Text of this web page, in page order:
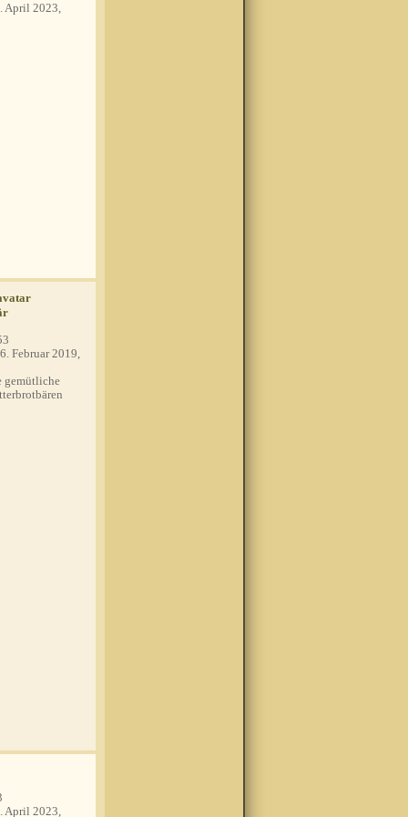
April 2023,
Februar 2019,
gemütliche
April 2023,